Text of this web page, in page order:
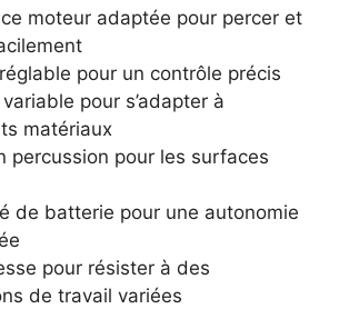
moteur adaptée pour percer et
pour un contrôle précis
pour s’adapter à
matériaux
percussion pour les surfaces
de batterie pour une autonomie
pour résister à des
de travail variées